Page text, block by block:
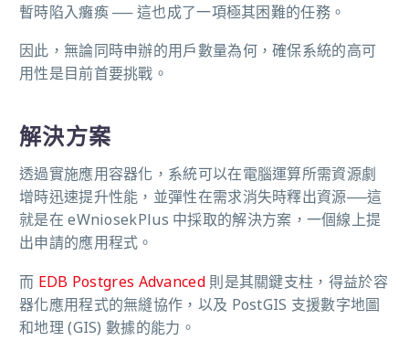
暫時陷入癱瘓 ── 這也成了一項極其困難的任務。
因此，無論同時申辦的用戶數量為何，確保系統的高可
用性是目前首要挑戰。
解決方案
透過實施應用容器化，系統可以在電腦運算所需資源劇
增時迅速提升性能，並彈性在需求消失時釋出資源──這
就是在 eWniosekPlus 中採取的解決方案，一個線上提
出申請的應用程式。
而 EDB Postgres Advanced則是其關鍵支柱，得益於容
器化應用程式的無縫協作，以及 PostGIS 支援數字地圖
和地理 (GIS) 數據的能力。